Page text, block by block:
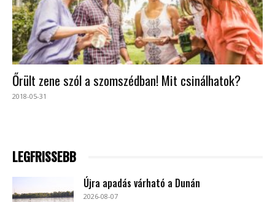
Őrült zene szól a szomszédban! Mit csinálhatok?
2018-05-31
LEGFRISSEBB
Újra apadás várható a Dunán
2026-08-07